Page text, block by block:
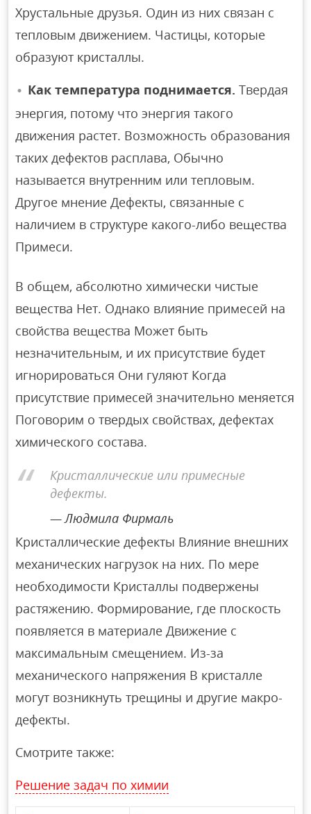
Хрустальные друзья. Один из них связан с
тепловым движением. Частицы, которые
образуют кристаллы.
Как температура поднимается.Твердая
энергия, потому что энергия такого
движения растет. Возможность образования
таких дефектов расплава, Обычно
называется внутренним или тепловым.
Другое мнение Дефекты, связанные с
наличием в структуре какого-либо вещества
Примеси.
В общем, абсолютно химически чистые
вещества Нет. Однако влияние примесей на
свойства вещества Может быть
незначительным, и их присутствие будет
игнорироваться Они гуляют Когда
присутствие примесей значительно меняется
Поговорим о твердых свойствах, дефектах
химического состава.
Кристаллические или примесные
дефекты.
Людмила Фирмаль
Кристаллические дефекты Влияние внешних
механических нагрузок на них. По мере
необходимости Кристаллы подвержены
растяжению. Формирование, где плоскость
появляется в материале Движение с
максимальным смещением. Из-за
механического напряжения В кристалле
могут возникнуть трещины и другие макро-
дефекты.
Смотрите также:
Решение задач по химии